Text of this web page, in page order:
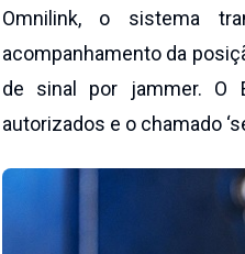
Omnilink, o sistema
acompanhamento da
de sinal por jammer. O
autorizados e o chamado